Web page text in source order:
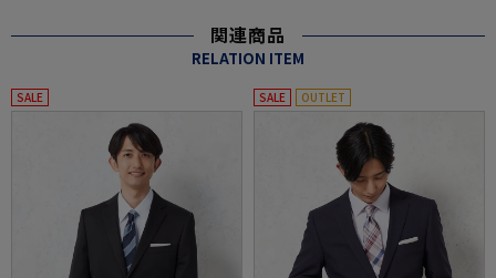
関連商品
RELATION ITEM
SALE SALE OUTLET